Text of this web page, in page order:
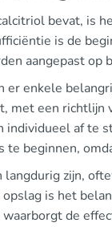
bevat, is
is de
aangepast
er enkele
met een
individueel af te
beginnen,
zijn,
is het
de